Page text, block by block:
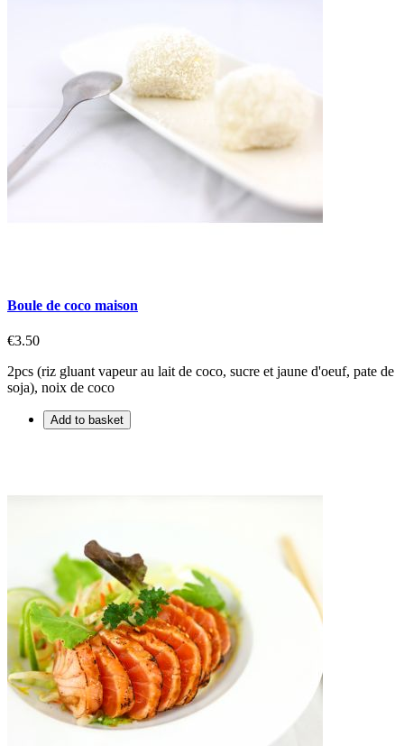
Boule de coco maison
€3.50
2pcs (riz gluant vapeur au lait de coco, sucre et jaune d'oeuf, pate de
soja), noix de coco
Add to basket